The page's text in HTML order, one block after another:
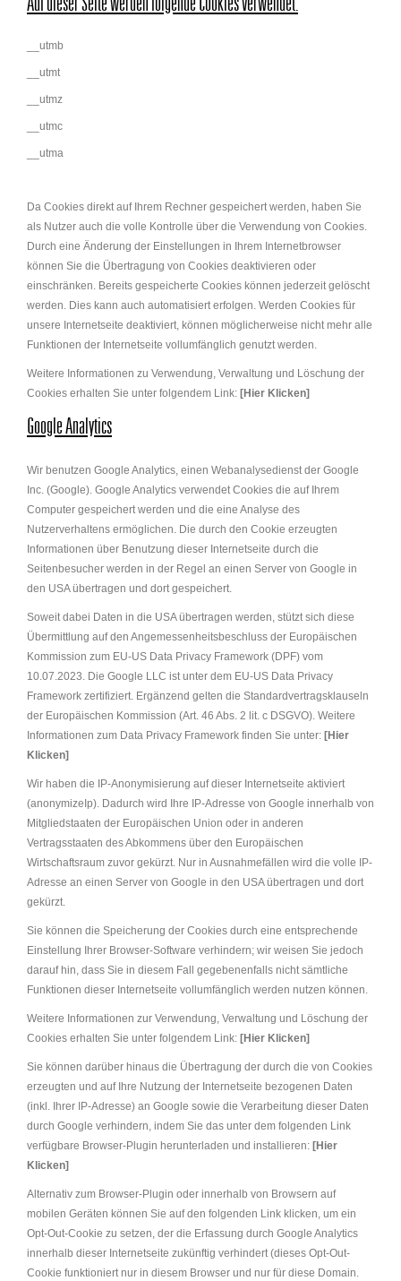
Auf dieser Seite werden folgende Cookies verwendet:
__utmb
__utmt
__utmz
__utmc
__utma
Da Cookies direkt auf Ihrem Rechner gespeichert werden, haben Sie
als Nutzer auch die volle Kontrolle über die Verwendung von Cookies.
Durch eine Änderung der Einstellungen in Ihrem Internetbrowser
können Sie die Übertragung von Cookies deaktivieren oder
einschränken. Bereits gespeicherte Cookies können jederzeit gelöscht
werden. Dies kann auch automatisiert erfolgen. Werden Cookies für
unsere Internetseite deaktiviert, können möglicherweise nicht mehr alle
Funktionen der Internetseite vollumfänglich genutzt werden.
Weitere Informationen zu Verwendung, Verwaltung und Löschung der
Cookies erhalten Sie unter folgendem Link: [Hier Klicken]
Google Analytics
Wir benutzen Google Analytics, einen Webanalysedienst der Google
Inc. (Google). Google Analytics verwendet Cookies die auf Ihrem
Computer gespeichert werden und die eine Analyse des
Nutzerverhaltens ermöglichen. Die durch den Cookie erzeugten
Informationen über Benutzung dieser Internetseite durch die
Seitenbesucher werden in der Regel an einen Server von Google in
den USA übertragen und dort gespeichert.
Soweit dabei Daten in die USA übertragen werden, stützt sich diese
Übermittlung auf den Angemessenheitsbeschluss der Europäischen
Kommission zum EU-US Data Privacy Framework (DPF) vom
10.07.2023. Die Google LLC ist unter dem EU-US Data Privacy
Framework zertifiziert. Ergänzend gelten die Standardvertragsklauseln
der Europäischen Kommission (Art. 46 Abs. 2 lit. c DSGVO). Weitere
Informationen zum Data Privacy Framework finden Sie unter: [Hier
Klicken]
Wir haben die IP-Anonymisierung auf dieser Internetseite aktiviert
(anonymizeIp). Dadurch wird Ihre IP-Adresse von Google innerhalb von
Mitgliedstaaten der Europäischen Union oder in anderen
Vertragsstaaten des Abkommens über den Europäischen
Wirtschaftsraum zuvor gekürzt. Nur in Ausnahmefällen wird die volle IP-
Adresse an einen Server von Google in den USA übertragen und dort
gekürzt.
Sie können die Speicherung der Cookies durch eine entsprechende
Einstellung Ihrer Browser-Software verhindern; wir weisen Sie jedoch
darauf hin, dass Sie in diesem Fall gegebenenfalls nicht sämtliche
Funktionen dieser Internetseite vollumfänglich werden nutzen können.
Weitere Informationen zur Verwendung, Verwaltung und Löschung der
Cookies erhalten Sie unter folgendem Link: [Hier Klicken]
Sie können darüber hinaus die Übertragung der durch die von Cookies
erzeugten und auf Ihre Nutzung der Internetseite bezogenen Daten
(inkl. Ihrer IP-Adresse) an Google sowie die Verarbeitung dieser Daten
durch Google verhindern, indem Sie das unter dem folgenden Link
verfügbare Browser-Plugin herunterladen und installieren: [Hier
Klicken]
Alternativ zum Browser-Plugin oder innerhalb von Browsern auf
mobilen Geräten können Sie auf den folgenden Link klicken, um ein
Opt-Out-Cookie zu setzen, der die Erfassung durch Google Analytics
innerhalb dieser Internetseite zukünftig verhindert (dieses Opt-Out-
Cookie funktioniert nur in diesem Browser und nur für diese Domain.